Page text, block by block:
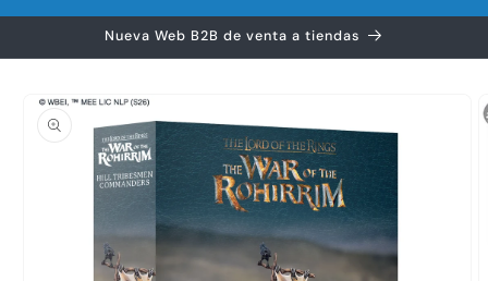
Nueva Web B2B de venta a tiendas
directamente
información
del producto